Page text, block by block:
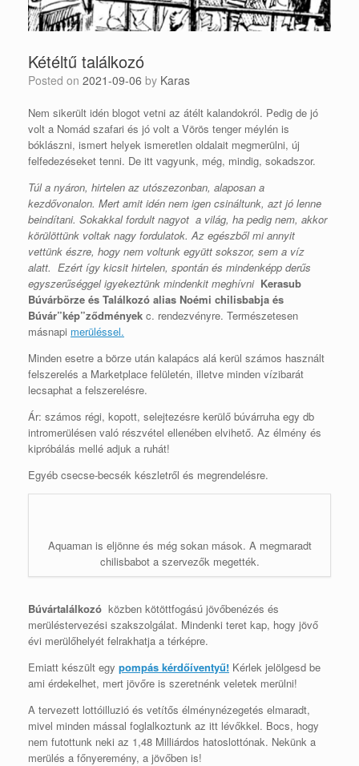
Kétéltű találkozó
Posted on 2021-09-06 by Karas
Nem sikerült idén blogot vetni az átélt kalandokról. Pedig de jó
volt a Nomád szafari és jó volt a Vörös tenger méylén is
bóklászni, ismert helyek ismeretlen oldalait megmerülni, új
felfedezéseket tenni. De itt vagyunk, még, mindig, sokadszor.
Túl a nyáron, hirtelen az utószezonban, alaposan a
kezdővonalon. Mert amit idén nem igen csináltunk, azt jó lenne
beindítani. Sokakkal fordult nagyot a világ, ha pedig nem, akkor
körülöttünk voltak nagy fordulatok. Az egészből mi annyit
vettünk észre, hogy nem voltunk együtt sokszor, sem a víz
alatt. Ezért így kicsit hirtelen, spontán és mindenképp derűs
egyszerűséggel igyekeztünk mindenkit meghívni Kerasub
Búvárbörze és Találkozó alias Noémi chilisbabja és
Búvár”kép”ződmények c. rendezvényre. Természetesen
másnapi merüléssel.
Minden esetre a börze után kalapács alá kerül számos használt
felszerelés a Marketplace felületén, illetve minden vízibarát
lecsaphat a felszerelésre.
Ár: számos régi, kopott, selejtezésre kerülő búvárruha egy db
intromerülésen való részvétel ellenében elvihető. Az élmény és
kipróbálás mellé adjuk a ruhát!
Egyéb csecse-becsék készletről és megrendelésre.
Aquaman is eljönne és még sokan mások. A megmaradt
chilisbabot a szervezők megették.
Búvártalálkozó közben kötöttfogású jövőbenézés és
merüléstervezési szakszolgálat. Mindenki teret kap, hogy jövő
évi merülőhelyét felrakhatja a térképre.
Emiatt készült egy pompás kérdőíventyű! Kérlek jelölgesd be
ami érdekelhet, mert jövőre is szeretnénk veletek merülni!
A tervezett lottóilluzió és vetítős élménynézegetés elmaradt,
mivel minden mással foglalkoztunk az itt lévőkkel. Bocs, hogy
nem futottunk neki az 1,48 Milliárdos hatoslottónak. Nekünk a
merülés a főnyeremény, a jövőben is!